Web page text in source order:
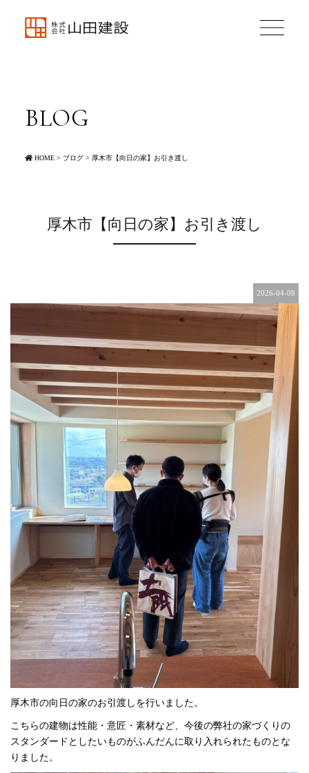
BLOG
HOME> ブログ> 厚木市【向日の家】お引き渡し
厚木市【向日の家】お引き渡し
2026-04-08
厚木市の向日の家のお引渡しを行いました。
こちらの建物は性能・意匠・素材など、今後の弊社の家づくりの
スタンダードとしたいものがふんだんに取り入れられたものとな
りました。